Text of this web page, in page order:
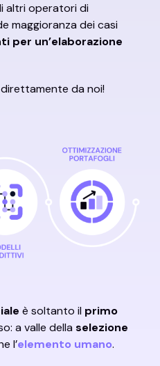
altri operatori di
maggioranza dei casi
per un’elaborazione
da noi!
è soltanto il primo
a valle della selezione
l’elemento umano.